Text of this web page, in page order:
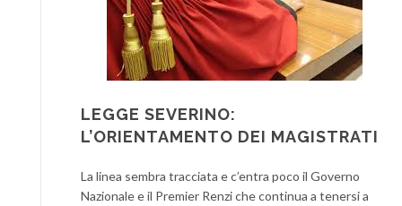
LEGGE SEVERINO:
L’ORIENTAMENTO DEI MAGISTRATI
La linea sembra tracciata e c’entra poco il Governo
Nazionale e il Premier Renzi che continua a tenersi a